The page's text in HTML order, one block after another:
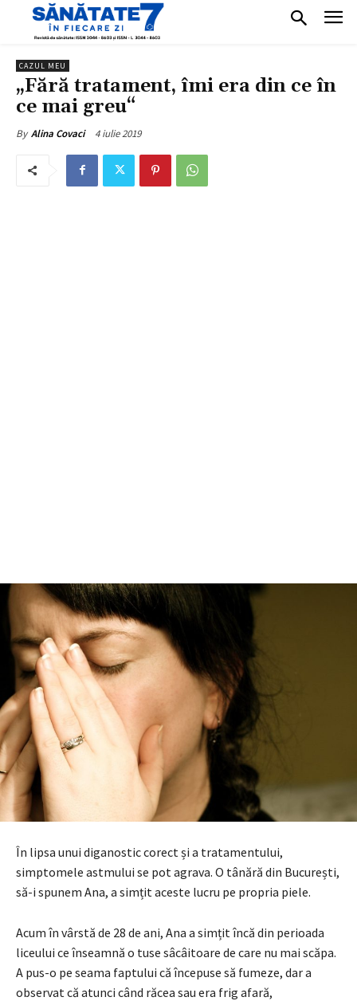
CAZUL MEU
„Fără tratament, îmi era din ce în
ce mai greu“
By Alina Covaci 4 iulie 2019
În lipsa unui diganostic corect și a tratamentului,
simptomele astmului se pot agrava. O tânără din București,
să-i spunem Ana, a simțit aceste lucru pe propria piele.
Acum în vârstă de 28 de ani, Ana a simțit încă din perioada
liceului ce înseamnă o tuse sâcâitoare de care nu mai scăpa.
A pus-o pe seama faptului că începuse să fumeze, dar a
observat că atunci când răcea sau era frig afară,